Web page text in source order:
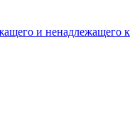
и ненадлежащего